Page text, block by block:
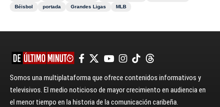
Béisbol
portada Grandes Ligas MLB
Somos una multiplataforma que ofrece contenidos informativos y
televisivos. El medio noticioso de mayor crecimiento en audiencia en
el menor tiempo en la historia de la comunicación caribeña.